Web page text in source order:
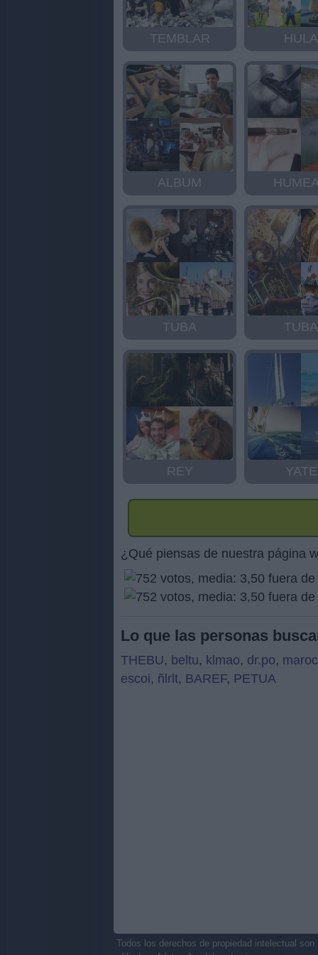
TEMBLAR HULA
ALBUM
TUBA TUBA
REY YATE
¿Qué piensas de nuestra página
Lo que las personas
THEBU, beltu, klmao, dr.po, maroc
escoi, ñlrlt, BAREF, PETUA
Todos los derechos de propiedad intelectual